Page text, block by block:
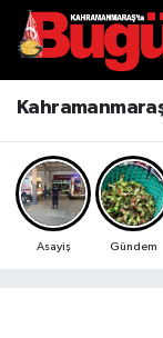
Asayiş Gündem
Bilim ve
Çevre
Süper Lig